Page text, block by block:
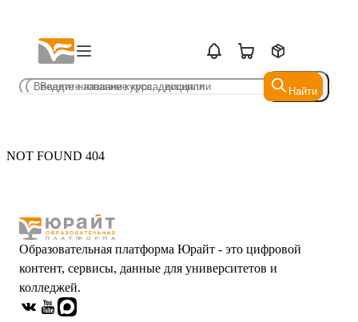
Найти
Найти
NOT FOUND 404
Образовательная платформа Юрайт - это цифровой
контент, сервисы, данные для университетов и
колледжей.